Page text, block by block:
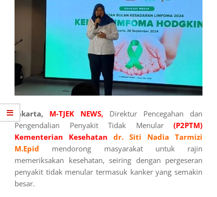
Jakarta, M-TJEK NEWS, Direktur Pencegahan dan
Pengendalian Penyakit Tidak Menular (P2PTM)
Kementerian
Kesehatan
dr. Siti Nadia Tarmizi
M.Epid mendorong masyarakat untuk rajin
memeriksakan kesehatan, seiring dengan pergeseran
penyakit tidak menular termasuk kanker yang semakin
besar.